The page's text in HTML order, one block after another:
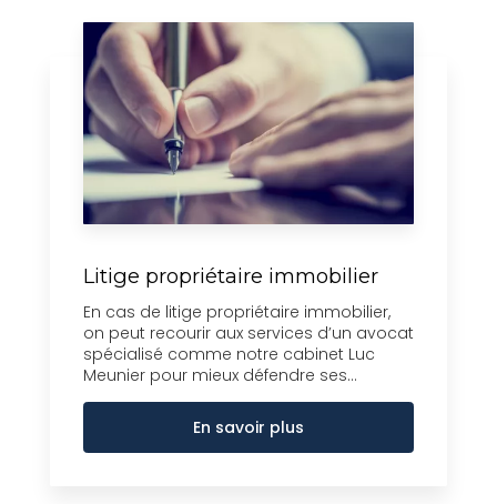
Litige propriétaire immobilier
En cas de litige propriétaire immobilier,
on peut recourir aux services d’un avocat
spécialisé comme notre cabinet Luc
Meunier pour mieux défendre ses...
En savoir plus